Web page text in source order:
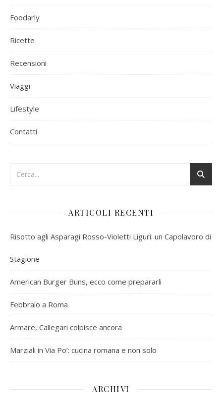
Foodarly
Ricette
Recensioni
Viaggi
Lifestyle
Contatti
ARTICOLI RECENTI
Risotto agli Asparagi Rosso-Violetti Liguri: un Capolavoro di
Stagione
American Burger Buns, ecco come prepararli
Febbraio a Roma
Armare, Callegari colpisce ancora
Marziali in Via Po’: cucina romana e non solo
ARCHIVI